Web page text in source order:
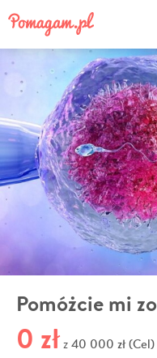
Pomóżcie mi
0 zł z 40 000 zł (Cel)